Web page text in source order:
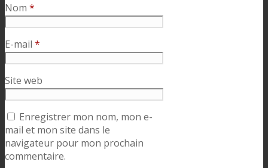
Nom *
E-mail *
Site web
Enregistrer mon nom, mon e-
mail et mon site dans le
navigateur pour mon prochain
commentaire.